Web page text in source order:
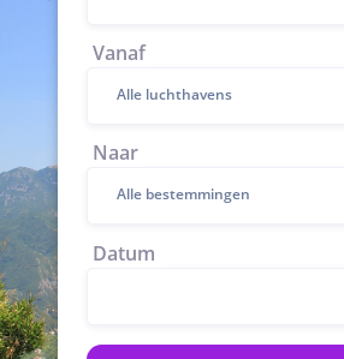
Vanaf
Naar
Alle bestemmingen
Datum